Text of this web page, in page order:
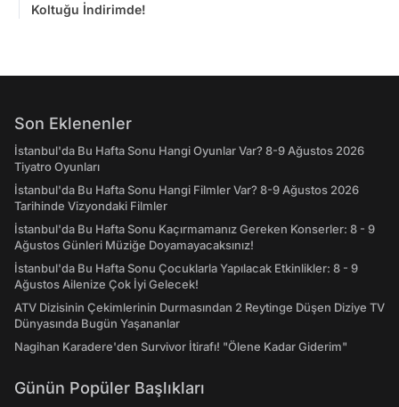
Koltuğu İndirimde!
Son Eklenenler
İstanbul'da Bu Hafta Sonu Hangi Oyunlar Var? 8-9 Ağustos 2026
Tiyatro Oyunları
İstanbul'da Bu Hafta Sonu Hangi Filmler Var? 8-9 Ağustos 2026
Tarihinde Vizyondaki Filmler
İstanbul'da Bu Hafta Sonu Kaçırmamanız Gereken Konserler: 8 - 9
Ağustos Günleri Müziğe Doyamayacaksınız!
İstanbul'da Bu Hafta Sonu Çocuklarla Yapılacak Etkinlikler: 8 - 9
Ağustos Ailenize Çok İyi Gelecek!
ATV Dizisinin Çekimlerinin Durmasından 2 Reytinge Düşen Diziye TV
Dünyasında Bugün Yaşananlar
Nagihan Karadere'den Survivor İtirafı! "Ölene Kadar Giderim"
Günün Popüler Başlıkları